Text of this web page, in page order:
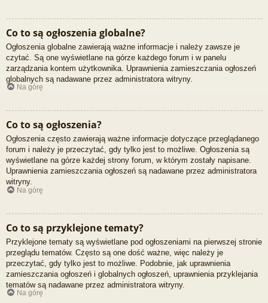
Co to są ogłoszenia globalne?
Ogłoszenia globalne zawierają ważne informacje i należy zawsze je
czytać. Są one wyświetlane na górze każdego forum i w panelu
zarządzania kontem użytkownika. Uprawnienia zamieszczania ogłoszeń
globalnych są nadawane przez administratora witryny.
Na górę
Co to są ogłoszenia?
Ogłoszenia często zawierają ważne informacje dotyczące przeglądanego
forum i należy je przeczytać, gdy tylko jest to możliwe. Ogłoszenia są
wyświetlane na górze każdej strony forum, w którym zostały napisane.
Uprawnienia zamieszczania ogłoszeń są nadawane przez administratora
witryny.
Na górę
Co to są przyklejone tematy?
Przyklejone tematy są wyświetlane pod ogłoszeniami na pierwszej stronie
przeglądu tematów. Często są one dość ważne, więc należy je
przeczytać, gdy tylko jest to możliwe. Podobnie, jak uprawnienia
zamieszczania ogłoszeń i globalnych ogłoszeń, uprawnienia przyklejania
tematów są nadawane przez administratora witryny.
Na górę